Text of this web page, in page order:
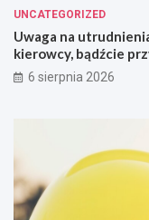
UNCATEGORIZED
Uwaga na
kierowcy, bądźcie
6 sierpnia 2026